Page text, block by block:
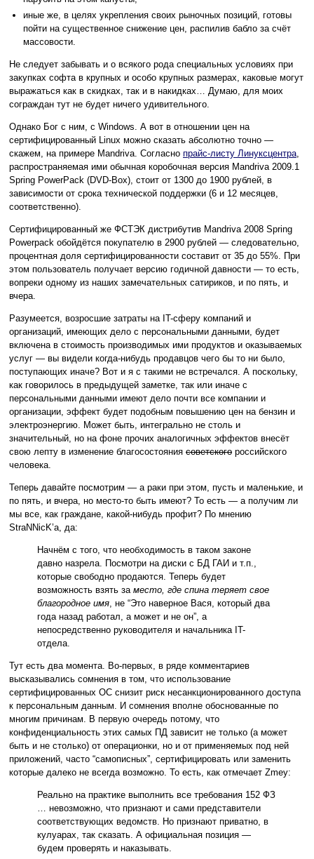
иные же, в целях укрепления своих рыночных позиций, готовы
пойти на существенное снижение цен, распилив бабло за счёт
массовости.
Не следует забывать и о всякого рода специальных условиях при
закупках софта в крупных и особо крупных размерах, каковые могут
выражаться как в скидках, так и в накидках… Думаю, для моих
сограждан тут не будет ничего удивительного.
Однако Бог с ним, с Windows. А вот в отношении цен на
сертифицированный Linux можно сказать абсолютно точно —
скажем, на примере Mandriva. Согласно прайс-листу Линуксцентра,
распространяемая ими обычная коробочная версия Mandriva 2009.1
Spring PowerPack (DVD-Box), стоит от 1300 до 1900 рублей, в
зависимости от срока технической поддержки (6 и 12 месяцев,
соответственно).
Сертифицированный же ФСТЭК дистрибутив Mandriva 2008 Spring
Powerpack обойдётся покупателю в 2900 рублей — следовательно,
процентная доля сертифицированности составит от 35 до 55%. При
этом пользователь получает версию годичной давности — то есть,
вопреки одному из наших замечательных сатириков, и по пять, и
вчера.
Разумеется, возросшие затраты на IT-сферу компаний и
организаций, имеющих дело с персональными данными, будет
включена в стоимость производимых ими продуктов и оказываемых
услуг — вы видели когда-нибудь продавцов чего бы то ни было,
поступающих иначе? Вот и я с такими не встречался. А поскольку,
как говорилось в предыдущей заметке, так или иначе с
персональными данными имеют дело почти все компании и
организации, эффект будет подобным повышению цен на бензин и
электроэнергию. Может быть, интегрально не столь и
значительный, но на фоне прочих аналогичных эффектов внесёт
свою лепту в изменение благосостояния советского российского
человека.
Теперь давайте посмотрим — а раки при этом, пусть и маленькие, и
по пять, и вчера, но место-то быть имеют? То есть — а получим ли
мы все, как граждане, какой-нибудь профит? По мнению
StraNNicK’а, да:
Начнём с того, что необходимость в таком законе
давно назрела. Посмотри на диски с БД ГАИ и т.п.,
которые свободно продаются. Теперь будет
возможность взять за место, где спина теряет свое
благородное имя, не “Это наверное Вася, который два
года назад работал, а может и не он”, а
непосредственно руководителя и начальника IT-
отдела.
Тут есть два момента. Во-первых, в ряде комментариев
высказывались сомнения в том, что использование
сертифицированных ОС снизит риск несанкционированного доступа
к персональным данным. И сомнения вполне обоснованные по
многим причинам. В первую очередь потому, что
конфиденциальность этих самых ПД зависит не только (а может
быть и не столько) от операционки, но и от применяемых под ней
приложений, часто “самописных”, сертифицировать или заменить
которые далеко не всегда возможно. То есть, как отмечает Zmey:
Реально на практике выполнить все требования 152 ФЗ
… невозможно, что признают и сами представители
соответствующих ведомств. Но признают приватно, в
кулуарах, так сказать. А официальная позиция —
будем проверять и наказывать.